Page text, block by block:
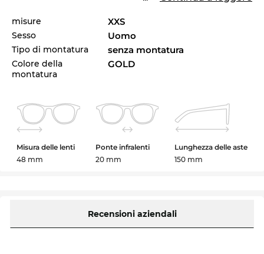
misure XXS
Sesso Uomo
Tipo di montatura senza montatura
Colore della
montatura
GOLD
Misura delle lenti
48 mm
Ponte infralenti
20 mm
Lunghezza delle aste
150 mm
Recensioni aziendali